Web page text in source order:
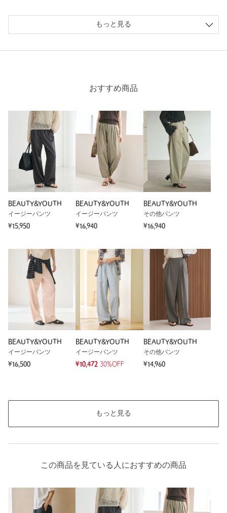
ニックネーム： mocog
ちょうどよい
ずっと気になっていたものの色味でブラウンと迷って購入に至
らずでしたが、マイルアップキャンペーンでグレーを購入！無
難だけど使い回しは抜群で、何より丈長めなので、サイズアッ
プしなくてもぴったりでした。ウエストがボタンで調整できる
のも良き！
性別：女性
50代前半
普段の着用サイズ： S
14人が参考になったと回答
※レビューは、個人の主観による感想・体感によるもので、商品の効果や性
能を保証するものではありません。
もっと見る
もっと見る
おすすめ商品
BEAUTY&YOUTH
イージーパンツ
¥15,950
BEAUTY&YOUTH
イージーパンツ
¥16,940
BEAUTY&YOUTH
その他パンツ
¥16,940
BEAUTY&YOUTH
イージーパンツ
¥16,500
BEAUTY&YOUTH
イージーパンツ
¥10,472 30%OFF
BEAUTY&YOUTH
その他パンツ
¥14,960
もっと見る
この商品を見ている人におすすめの商品